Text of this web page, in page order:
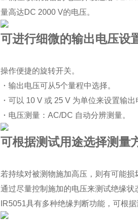
量高达DC 2000 V的电压。
可进行细微的输出电压设
操作便捷的旋转开关。
・输出电压可从5个量程中选择。
・可以 10 V 或 25 V 为单位来设置输
・电压测量：AC/DC 自动分辨测量。
可根据测试用途选择测量
若持续对被测物施加高压，则有可能损
通过尽量控制施加的电压来测试绝缘状
IR5051具有多种绝缘判断功能，可根